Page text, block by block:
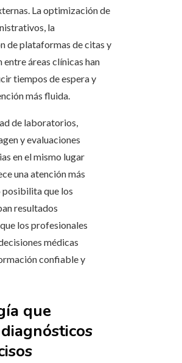
La optimización de
la
de plataformas de citas y
áreas clínicas han
tiempos de espera y
más fluida.
de laboratorios,
y evaluaciones
en el mismo lugar
una atención más
que los
resultados
los profesionales
médicas
confiable y
que